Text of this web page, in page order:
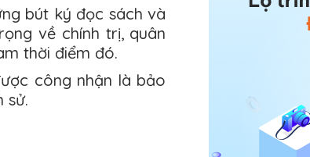
bút ký đọc sách và
về chính trị, quân
thời điểm đó.
công nhận là bảo
sử.